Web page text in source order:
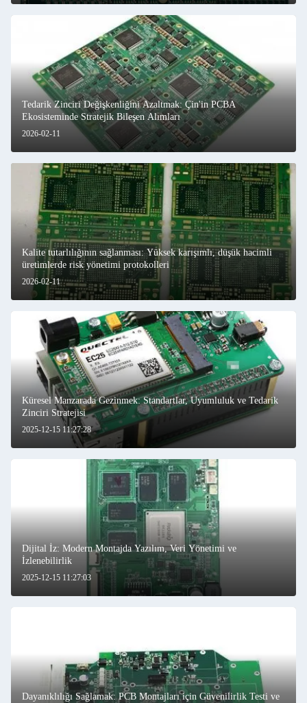
2026-02-11
Tedarik Zinciri Değişkenliğini Azaltmak: Çin'in PCBA
Ekosisteminde Stratejik Bileşen Alımları
2026-02-11
Kalite tutarlılığının sağlanması: Yüksek karışımlı, düşük hacimli
üretimlerde risk yönetimi protokolleri
2025-12-15 11:27:28
Küresel Manzarada Gezinmek: Standartlar, Uyumluluk ve Tedarik
Zinciri Stratejisi
2025-12-15 11:27:03
Dijital İz: Modern Montajda Yazılım, Veri Yönetimi ve
İzlenebilirlik
Dayanıklılığı Sağlamak: PCB Montajları için Güvenilirlik Testi ve